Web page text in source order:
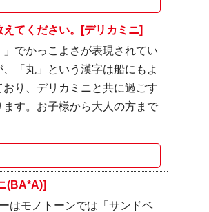
てください。[デリカミニ]
でかっこよさが表現されてい
「丸」という漢字は船にもよ
り、デリカミニと共に過ごす
す。お子様から大人の方まで
(BA*A)]
はモノトーンでは「サンドベ